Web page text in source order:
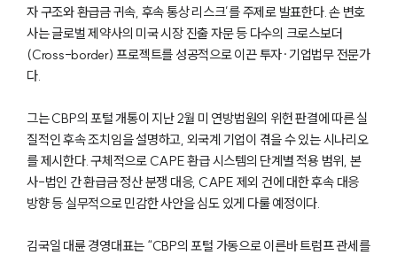
자 구조와 환급금 귀속, 후속 통상 리스크’를 주제로 발표한다. 손 변호
사는 글로벌 제약사의 미국 시장 진출 자문 등 다수의 크로스보더
(Cross-border) 프로젝트를 성공적으로 이끈 투자·기업법무 전문가
다.
그는 CBP의 포털 개통이 지난 2월 미 연방법원의 위헌 판결에 따른 실
질적인 후속 조치임을 설명하고, 외국계 기업이 겪을 수 있는 시나리오
를 제시한다. 구체적으로 CAPE 환급 시스템의 단계별 적용 범위, 본
사-법인 간 환급금 정산 분쟁 대응, CAPE 제외 건에 대한 후속 대응
방향 등 실무적으로 민감한 사안을 심도 있게 다룰 예정이다.
김국일 대륜 경영대표는 “CBP의 포털 가동으로 이른바 트럼프 관세를